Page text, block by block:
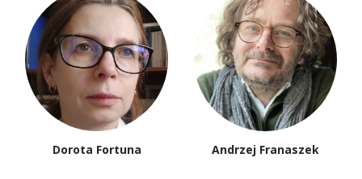
Dorota Fortuna Andrzej Franaszek